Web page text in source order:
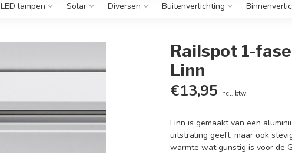
LED lampen Solar Diversen Buitenverlichting
Railspot 1-
Linn
€13,95 Incl. btw
Linn is gemaakt van een
uitstraling geeft, maar ook
warmte wat gunstig is voor de